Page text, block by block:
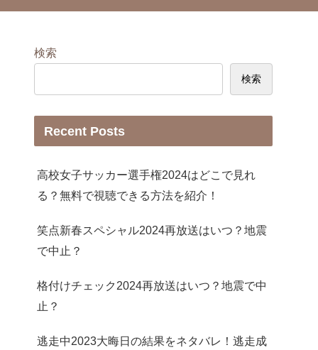
検索
検索
Recent Posts
高校女子サッカー選手権2024はどこで見れ
る？無料で視聴できる方法を紹介！
笑点新春スペシャル2024再放送はいつ？地震
で中止？
格付けチェック2024再放送はいつ？地震で中
止？
逃走中2023大晦日の結果をネタバレ！逃走成